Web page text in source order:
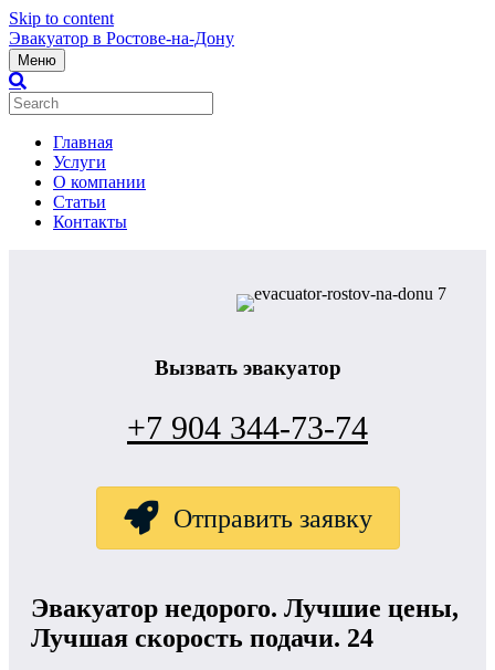
Skip to content
Эвакуатор в Ростове-на-Дону
Меню
Главная
Услуги
О компании
Статьи
Контакты
Вызвать эвакуатор
+7 904 344-73-74
Отправить заявку
Эвакуатор недорого. Лучшие цены,
Лучшая скорость подачи. 24